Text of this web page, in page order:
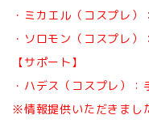
・ミカエル（コスプレ
・ソロモン（コスプレ
【サポート】
・ハデス（コスプレ）
※情報提供いただきまし